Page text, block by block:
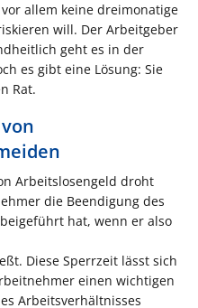
allem keine dreimonatige
will. Der Arbeitgeber
geht es in der
es gibt eine Lösung: Sie
Rat.
Arbeitslosengeld droht
die Beendigung des
hat, wenn er also
Diese Sperrzeit lässt sich
einen wichtigen
Arbeitsverhältnisses